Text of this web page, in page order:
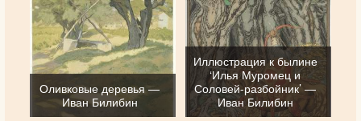
Оливковые деревья —
Иван Билибин
Иллюстрация к былине
‘Илья Муромец и
Соловей-разбойник’ —
Иван Билибин